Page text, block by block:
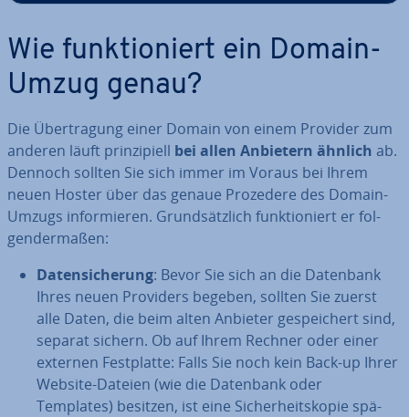
Wie funk­tio­niert ein Domain-
Umzug genau?
Die Über­tra­gung einer Domain von einem Provider zum
anderen läuft prin­zi­pi­ell bei allen Anbietern ähnlich ab.
Dennoch sollten Sie sich immer im Voraus bei Ihrem
neuen Hoster über das genaue Prozedere des Domain-
Umzugs in­for­mie­ren. Grund­sätz­lich funk­tio­niert er fol­
gen­der­ma­ßen:
Da­ten­si­che­rung: Bevor Sie sich an die Datenbank
Ihres neuen Providers begeben, sollten Sie zuerst
alle Daten, die beim alten Anbieter ge­spei­chert sind,
separat sichern. Ob auf Ihrem Rechner oder einer
externen Fest­plat­te: Falls Sie noch kein Back-up Ihrer
Website-Dateien (wie die Datenbank oder
Templates) besitzen, ist eine Si­cher­heits­ko­pie spä­